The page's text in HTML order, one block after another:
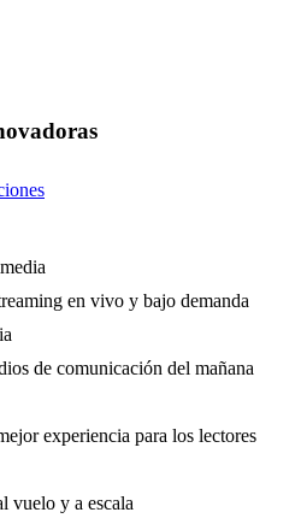
en vivo y bajo demanda
de comunicación del mañana
experiencia para los lectores
vuelo y a escala